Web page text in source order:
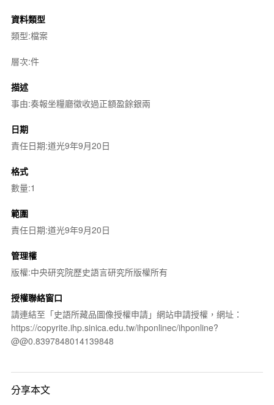
資料類型
類型:檔案
層次:件
描述
事由:奏報坐糧廳徵收過正額盈餘銀兩
日期
責任日期:道光9年9月20日
格式
數量:1
範圍
責任日期:道光9年9月20日
管理權
版權:中央研究院歷史語言研究所版權所有
授權聯絡窗口
請連結至「史語所藏品圖像授權申請」網站申請授權，網址：
https://copyrite.ihp.sinica.edu.tw/ihponlinec/ihponline?
@@0.8397848014139848
分享本文